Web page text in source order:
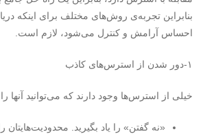
بنابراین تجربه‌ی روش‌های مختلف برای اینکه
احساس آرامش و کنترل می‌شود، لازم است.
۱-دور شدن از استرس‌های کاذب
خیلی از استرس‌ها وجود دارند که می‌توانید آنها
«نه گفتن» را یاد بگیرید. محدودیت‌هایتان